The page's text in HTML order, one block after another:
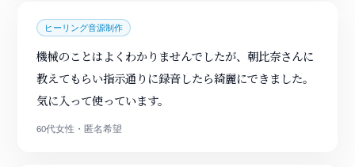
ヒーリング音源制作
機械のことはよくわかりませんでしたが、朝比奈さんに
教えてもらい指示通りに録音したら綺麗にできました。
気に入って使っています。
60代女性・匿名希望